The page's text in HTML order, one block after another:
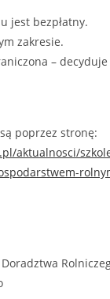
jest bezpłatny.
zakresie.
– decyduje
poprzez stronę:
aktualnosci/